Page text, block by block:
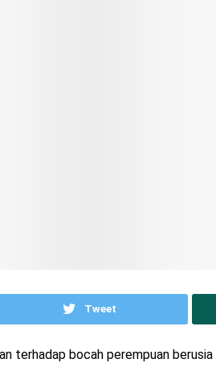
Tweet
terhadap bocah perempuan